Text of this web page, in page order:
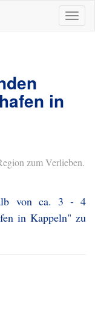
ein-/
in
zum Verlieben.
von ca. 3 - 4
in Kappeln" zu